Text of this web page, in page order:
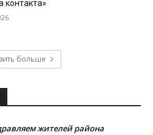
контакта»
больше
жителей района